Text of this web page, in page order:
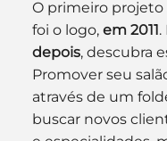
O primeiro projeto
foi o logo, em 2011.
depois, descubra
Promover seu
através de um
buscar novos